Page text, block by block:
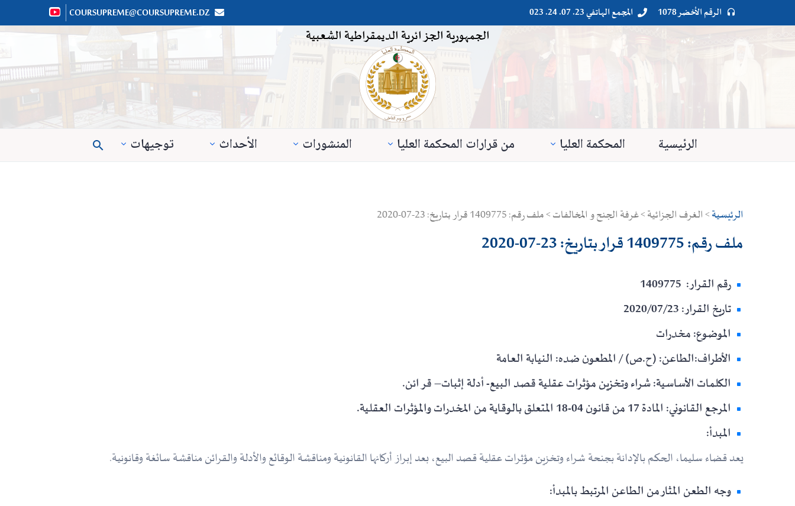

 الرقم الأخضر 1078 
 المجمع الهاتفي 23. 07. 24. 023 

COURSUPREME@COURSUPREME.DZ
الجمهورية الجزائرية الديمقراطية الشعبية
الرئيسية المحكمة العليا من قرارات المحكمة العليا المنشورات الأحداث توجيهات 
الرئيسية> الغرف الجزائية > غرفة الجنح و المخالفات > ملف رقم: 1409775 قرار بتاريخ: 23-07-2020
ملف رقم: 1409775 قرار بتاريخ: 23-07-2020
رقم القرار: 1409775
تاريخ القرار: 2020/07/23
الموضوع: مخدرات
الأطراف:الطاعن: (ح.ص) / المطعون ضده: النيابة العامة
الكلمات الأساسية: شراء وتخزين مؤثرات عقلية قصد البيع- أدلة إثبات– قرائن.
المرجع القانوني: المادة 17 من قانون 04-18 المتعلق بالوقاية من المخدرات والمؤثرات العقلية.
المبدأ:
يعد قضاء سليما، الحكم بالإدانة بجنحة شراء وتخزين مؤثرات عقلية قصد البيع، بعد إبراز أركانها القانونية ومناقشة الوقائع والأدلة والقرائن مناقشة سائغة وقانونية.
وجه الطعن المثار من الطاعن المرتبط بالمبدأ: